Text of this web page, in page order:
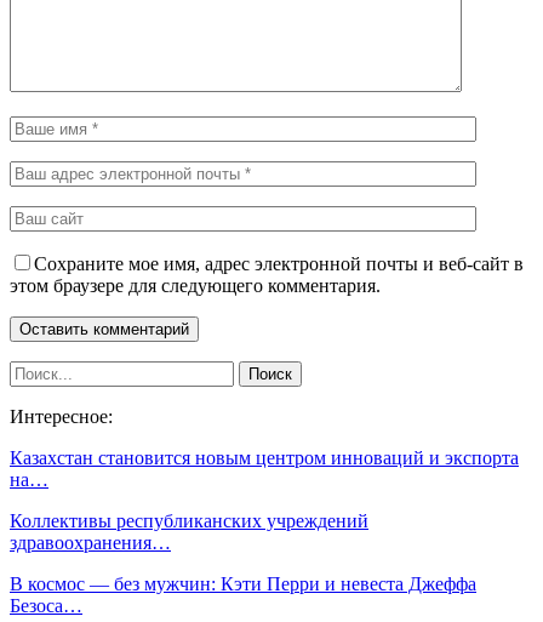
Сохраните мое имя, адрес электронной почты и веб-сайт в
этом браузере для следующего комментария.
Интересное:
Казахстан становится новым центром инноваций и экспорта
на…
Коллективы республиканских учреждений
здравоохранения…
В космос — без мужчин: Кэти Перри и невеста Джеффа
Безоса…